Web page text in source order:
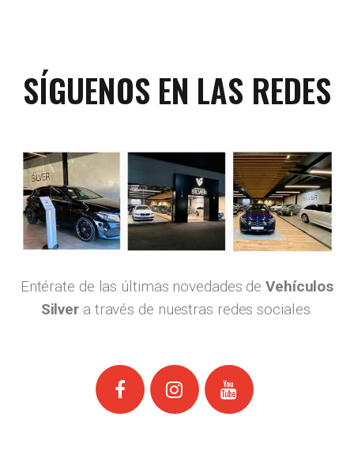
SÍGUENOS EN LAS REDES
Entérate de las últimas novedades deVehículos
Silver a través de nuestras redes sociales.